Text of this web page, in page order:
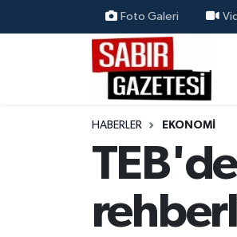
Foto Galeri
HABERLER EKONOMI
ÖZEL HABER
MAGAZİN
EKONOMİ
Osmaniye Nöbetçi Eczaneler
Osmaniye Hava Durumu
Süper Lig Puan Durumu ve
Tüm Manşetler